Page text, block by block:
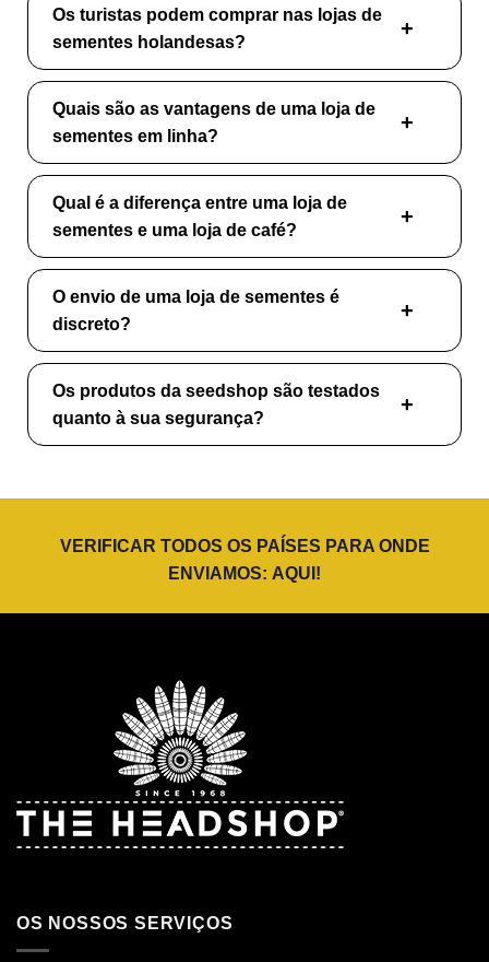
Os turistas podem comprar nas lojas de
sementes holandesas?
Quais são as vantagens de uma loja de
sementes em linha?
Qual é a diferença entre uma loja de
sementes e uma loja de café?
O envio de uma loja de sementes é
discreto?
Os produtos da seedshop são testados
quanto à sua segurança?
VERIFICAR TODOS OS PAÍSES PARA ONDE
ENVIAMOS: AQUI !
OS NOSSOS SERVIÇOS